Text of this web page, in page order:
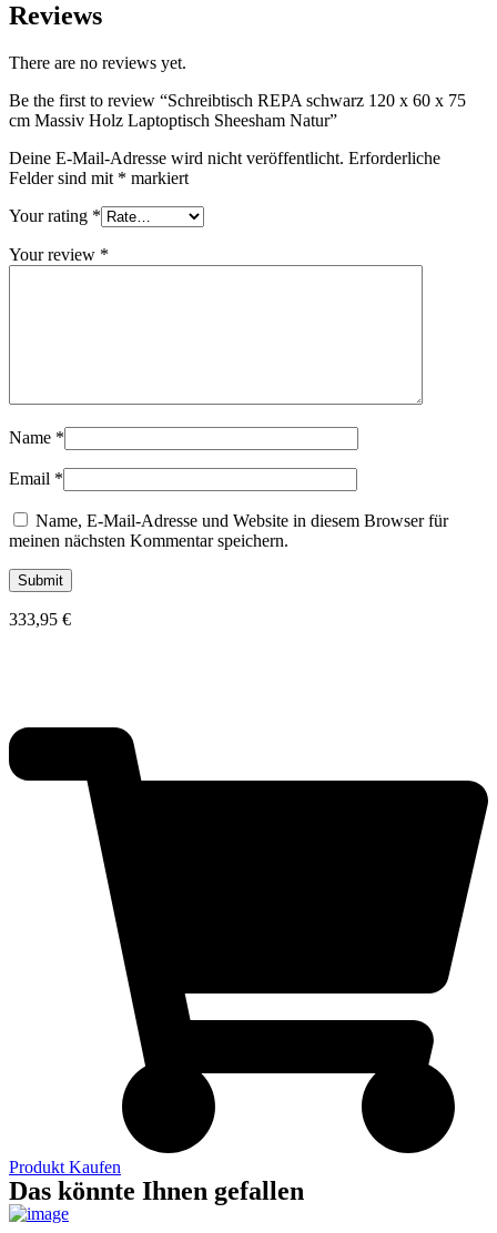
Reviews
There are no reviews yet.
Be the first to review “Schreibtisch REPA schwarz 120 x 60 x 75
cm Massiv Holz Laptoptisch Sheesham Natur”
Deine E-Mail-Adresse wird nicht veröffentlicht. Erforderliche
Felder sind mit * markiert
Your rating *
Your review *
Name *
Email *
Name, E-Mail-Adresse und Website in diesem Browser für
meinen nächsten Kommentar speichern.
333,95 €
Produkt Kaufen
Das könnte Ihnen gefallen